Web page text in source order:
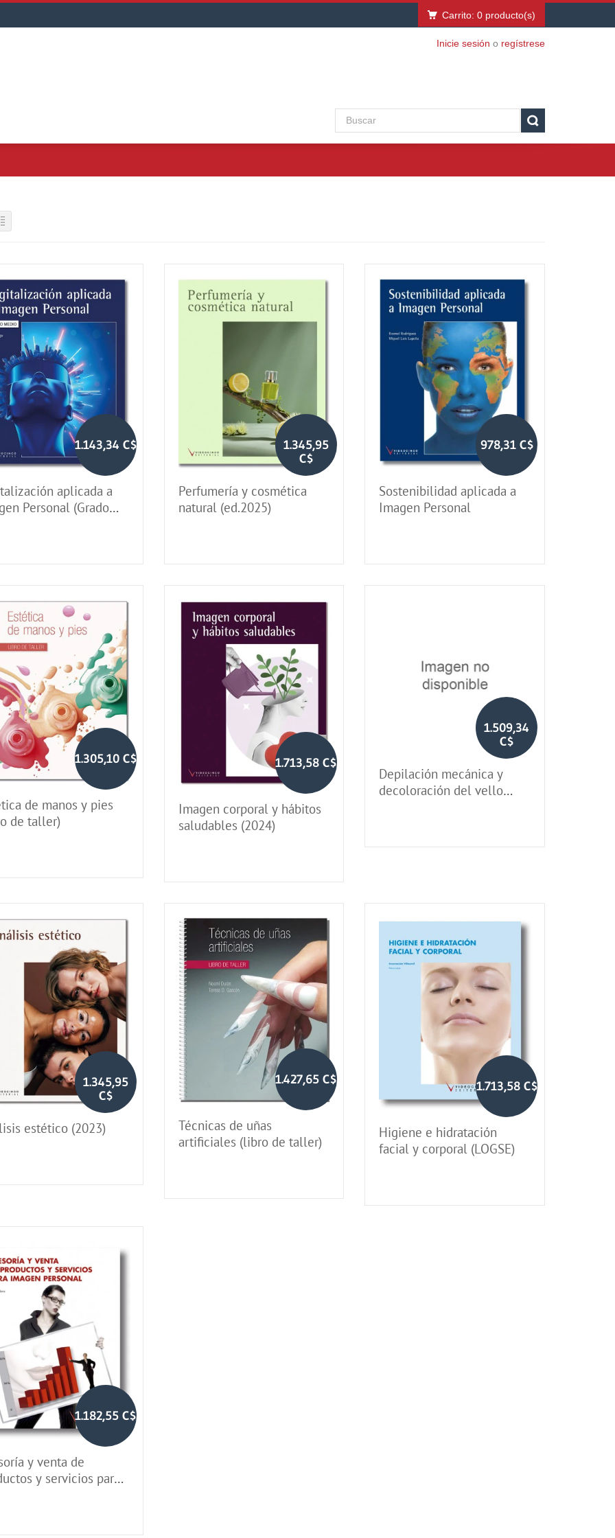
Carrito: 0 producto(s)
Inicie sesión o regístrese
1.143,34 C$
aplicada a
Personal (Grado
1.345,95
C$
Perfumería y cosmética
natural (ed.2025)
978,31 C$
Sostenibilidad aplicada a
Imagen Personal
1.305,10 C$
de manos y pies
de taller)
1.713,58 C$
Imagen corporal y hábitos
saludables (2024)
1.509,34
C$
Depilación mecánica y
decoloración del vello
1.345,95
C$
estético (2023)
1.427,65 C$
Técnicas de uñas
artificiales (libro de taller)
1.713,58 C$
Higiene e hidratación
facial y corporal (LOGSE)
1.182,55 C$
y venta de
y servicios para